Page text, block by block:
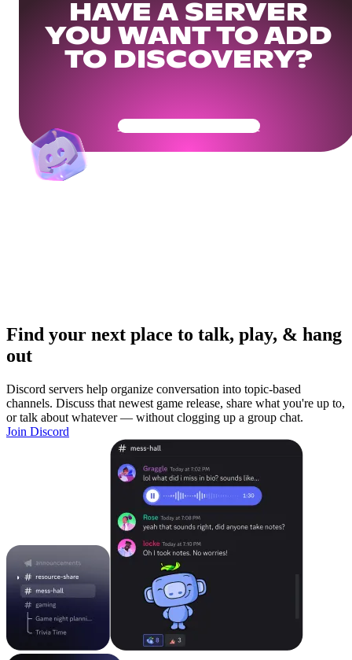
HAVE A SERVER
YOU WANT TO ADD
TO DISCOVERY?
Get Your Community Ready
Find your next place to talk, play, & hang
out
Discord servers help organize conversation into topic-based
channels. Discuss that newest game release, share what you're up to,
or talk about whatever — without clogging up a group chat.
Join Discord